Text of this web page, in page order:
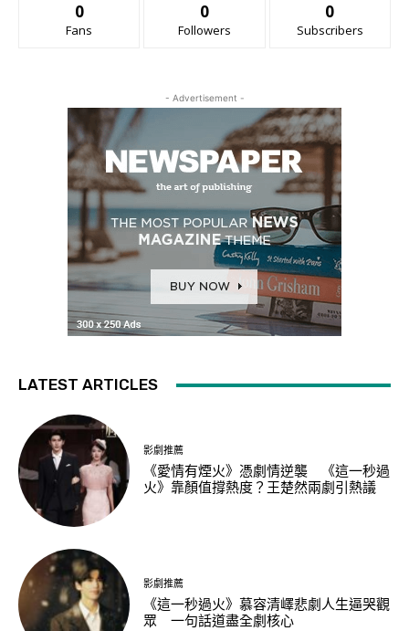
0
Fans
0
Followers
0
Subscribers
- Advertisement -
LATEST ARTICLES
影劇推薦
《愛情有煙火》憑劇情逆襲 《這一秒過
火》靠顏值撐熱度？王楚然兩劇引熱議
影劇推薦
《這一秒過火》慕容清嶧悲劇人生逼哭觀
眾 一句話道盡全劇核心